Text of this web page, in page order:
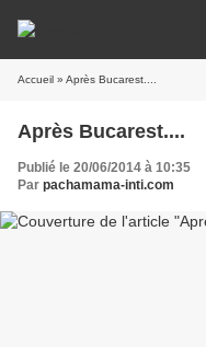
Accueil » Après Bucarest....
Après Bucarest....
Publié le 20/06/2014 à 10:35
Par pachamama-inti.com